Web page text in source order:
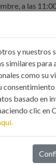
a las
y nuestros
similares para
como su
basado en
clic en